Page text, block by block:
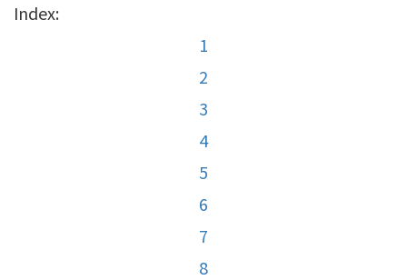
Index:
1
2
3
4
5
6
7
8